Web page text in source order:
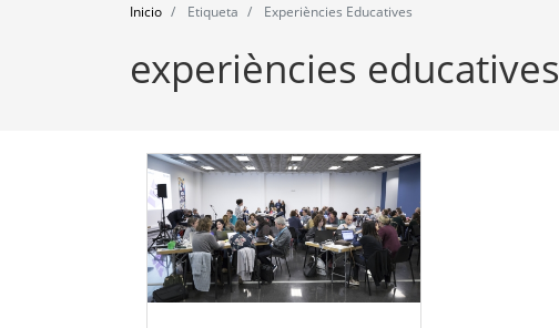
Inicio Etiqueta Experiències Educatives
experiències educatives